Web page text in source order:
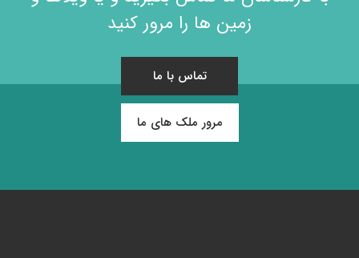
زمین ها را مرور کنید
تماس با ما
مرور ملک های ما